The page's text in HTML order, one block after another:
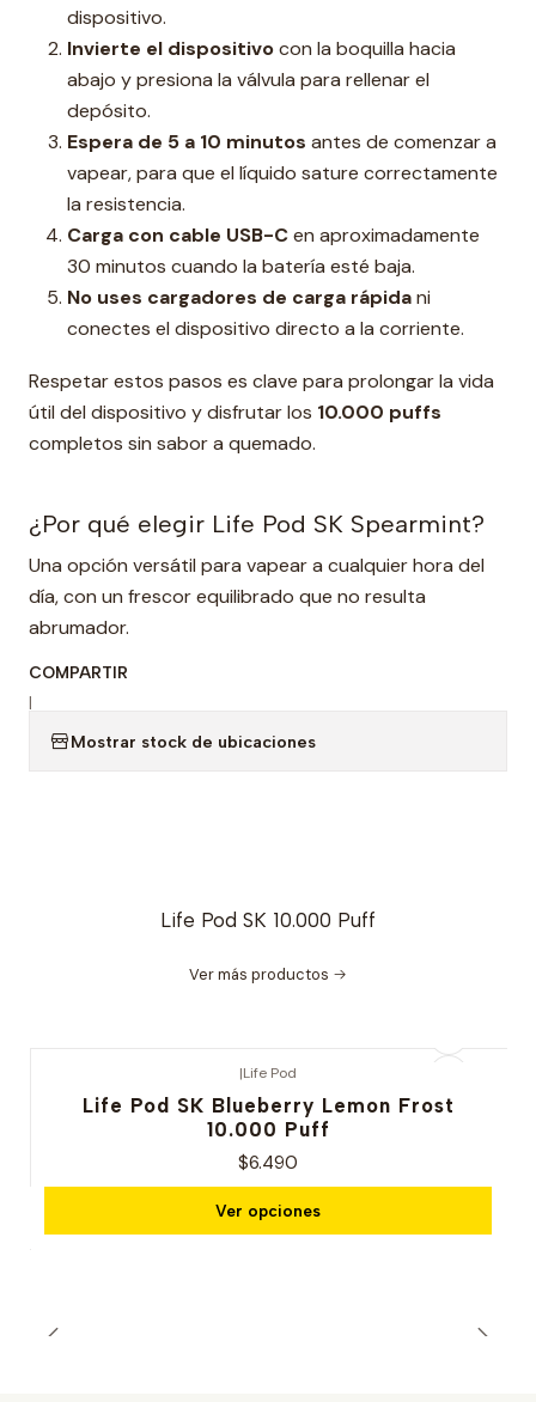
dispositivo.
Invierte el dispositivocon la boquilla hacia
abajo y presiona la válvula para rellenar el
depósito.
Espera de 5 a 10 minutos antes de comenzar a
vapear, para que el líquido sature correctamente
la resistencia.
Carga con cable USB-Cen aproximadamente
30 minutos cuando la batería esté baja.
No uses cargadores de carga rápidani
conectes el dispositivo directo a la corriente.
Respetar estos pasos es clave para prolongar la vida
útil del dispositivo y disfrutar los 10.000 puffs
completos sin sabor a quemado.
¿Por qué elegir Life Pod SK Spearmint?
Una opción versátil para vapear a cualquier hora del
día, con un frescor equilibrado que no resulta
abrumador.
COMPARTIR
|
Mostrar stock de ubicaciones
Life Pod SK 10.000 Puff
Ver más productos
|Life Pod
Life Pod SK Blueberry Lemon Frost
10.000 Puff
$6.490
Ver opciones